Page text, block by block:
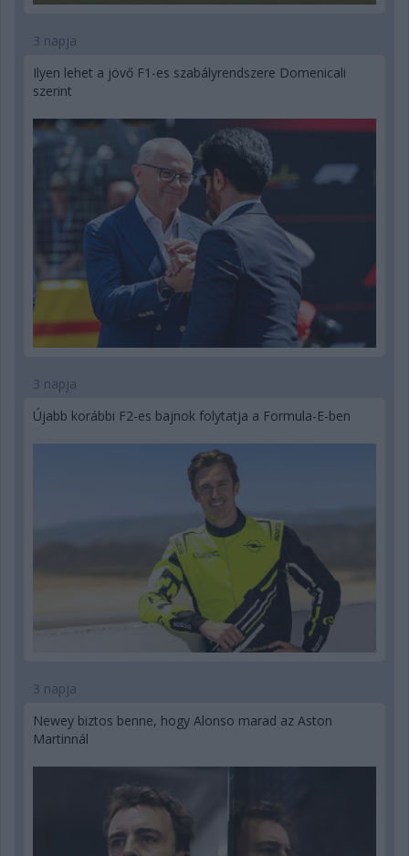
3 napja
Ilyen lehet a jövő F1-es szabályrendszere Domenicali
szerint
3 napja
Újabb korábbi F2-es bajnok folytatja a Formula-E-ben
3 napja
Newey biztos benne, hogy Alonso marad az Aston
Martinnál